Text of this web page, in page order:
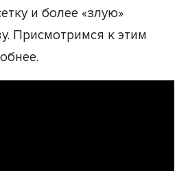
и более «злую»
Присмотримся к этим